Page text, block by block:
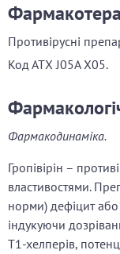
Противірусні
Код АТХ J05A X05.
Фармакодинаміка.
Гропівірін –
властивостями.
норми) дефіцит або
індукуючи
Т1-хелперів,